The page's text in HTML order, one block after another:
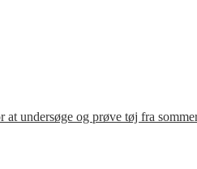
undersøge og prøve tøj fra